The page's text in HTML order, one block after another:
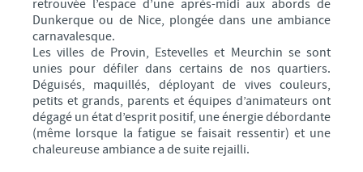
retrouvée l’espace d’une après-midi aux abords de
Dunkerque ou de Nice, plongée dans une ambiance
carnavalesque.
Les villes de Provin, Estevelles et Meurchin se sont
unies pour défiler dans certains de nos quartiers.
Déguisés, maquillés, déployant de vives couleurs,
petits et grands, parents et équipes d’animateurs ont
dégagé un état d’esprit positif, une énergie débordante
(même lorsque la fatigue se faisait ressentir) et une
chaleureuse ambiance a de suite rejailli.